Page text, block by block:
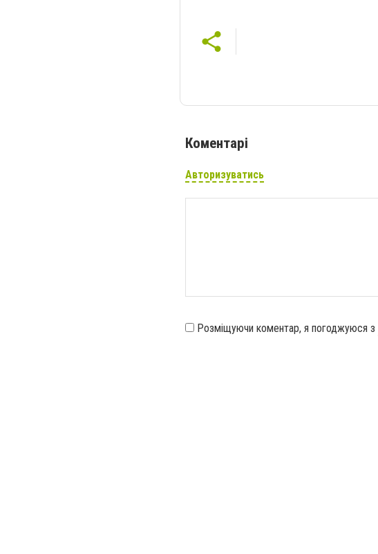
Коментарі
Авторизуватись
Розміщуючи коментар, я погоджуюся з